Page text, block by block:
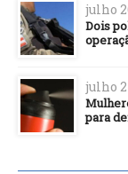
julho
Dois
julho
para